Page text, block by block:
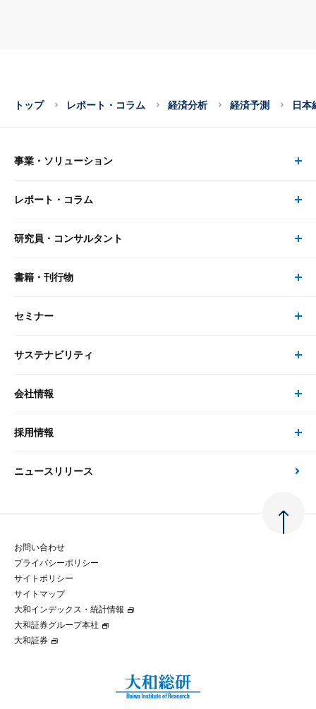
トップ レポート・コラム 経済分析 経済予測 日本
事業・ソリューション
事業・ソリューション トップ
リサーチ
大和総研の強み
先端テクノロジーに基づく新たな価値の創出
レポート・コラム
レポート・コラム トップ
最新のレポート・コラム
政策分析
金融経済教育等
コラム
大和インデックス・統計情報
研究員・コンサルタント
研究員・コンサルタント トップ
研究員
書籍・刊行物
書籍・刊行物 トップ
書籍
セミナー
セミナー トップ
現在受付中のセミナー・イベント
サステナビリティ
サステナビリティの取り組み
次世代社会への貢献
マルチステークホルダー方針
パートナーシップ構築宣言
会社情報
会社情報 トップ
会社概要・役員一覧
大和総研の歩み
グループ会社
採用情報
採用情報 トップ
経験者採用
ニュースリリース
お問い合わせ
プライバシーポリシー
サイトポリシー
サイトマップ
大和インデックス・統計情報
大和証券グループ本社
大和証券